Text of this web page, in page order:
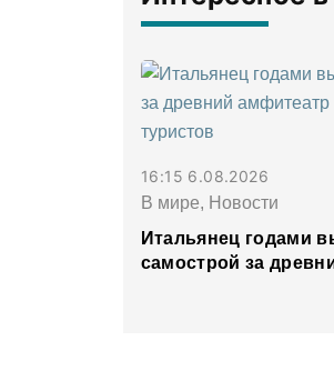
16:15 6.08.2026
В мире, Новости
Итальянец годами
самострой за